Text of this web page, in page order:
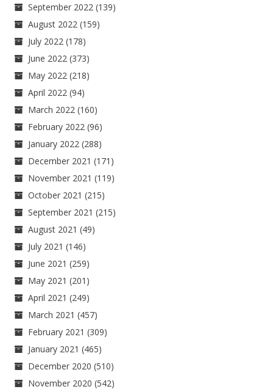
September 2022 (139)
August 2022 (159)
July 2022 (178)
June 2022 (373)
May 2022 (218)
April 2022 (94)
March 2022 (160)
February 2022 (96)
January 2022 (288)
December 2021 (171)
November 2021 (119)
October 2021 (215)
September 2021 (215)
August 2021 (49)
July 2021 (146)
June 2021 (259)
May 2021 (201)
April 2021 (249)
March 2021 (457)
February 2021 (309)
January 2021 (465)
December 2020 (510)
November 2020 (542)